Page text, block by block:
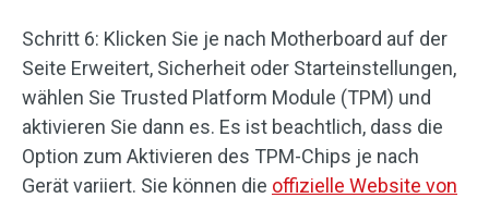
Schritt 6: Klicken Sie je nach Motherboard auf der
Seite Erweitert, Sicherheit oder Starteinstellungen,
wählen Sie Trusted Platform Module (TPM) und
aktivieren Sie dann es. Es ist beachtlich, dass die
Option zum Aktivieren des TPM-Chips je nach
Gerät variiert. Sie können die offizielle Website von